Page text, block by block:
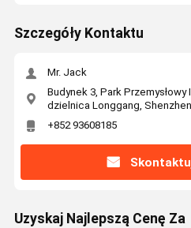
Szczegóły Kontaktu
Mr. Jack
Budynek 3, Park Przemysłowy
dzielnica Longgang, Shenzhen
+852 93608185
Uzyskaj Najlepszą Cenę Za